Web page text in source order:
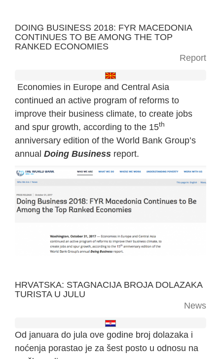
DOING BUSINESS 2018: FYR MACEDONIA
CONTINUES TO BE AMONG THE TOP
RANKED ECONOMIES
Report
Economies in Europe and Central Asia
continued an active program of reforms to
improve their business climate, to create jobs
and spur growth, according to the 15th
anniversary edition of the World Bank Group’s
annual Doing Business report.
HRVATSKA: STAGNACIJA BROJA DOLAZAKA
TURISTA U JULU
News
Od januara do jula ove godine broj dolazaka i
noćenja porastao je za šest posto u odnosu na